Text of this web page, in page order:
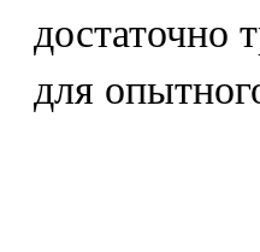
достаточно
для